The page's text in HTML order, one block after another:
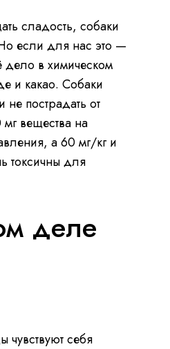
сладость, собаки
если для нас это —
дело в химическом
и какао. Собаки
не пострадать от
вещества на
а 60 мг/кг и
токсичны для
деле
себя